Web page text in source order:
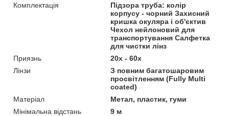
Комплектація
Підзора труба: колір
корпусу - чорний Захисний
кришка окуляра і об'єктив
Чехол нейлоновий для
транспортування Салфетка
для чистки лінз
Приязнь
20x - 60x
Лінзи
З повним багатошаровим
просвітленням (Fully Multi
coated)
Матеріал
Метал, пластик, гуми
Мінімальна відстань
9 м